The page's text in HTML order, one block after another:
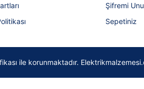
Şifremi
Sepetiniz
ile korunmaktadır.